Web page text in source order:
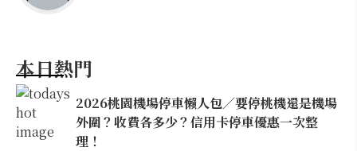
本日熱門
2026桃園機場停車懶人包／要停桃機還是機場
外圍？收費各多少？信用卡停車優惠一次整
理！